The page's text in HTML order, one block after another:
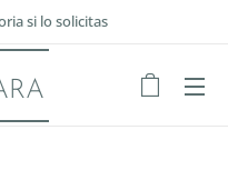
si lo solicitas